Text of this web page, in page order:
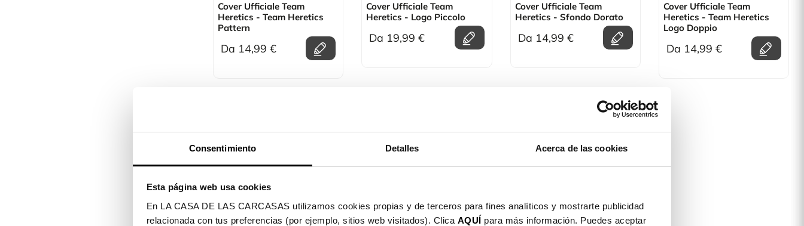
Consentimiento Detalles Acerca de las cookies
Esta página web usa cookies
En LA CASA DE LAS CARCASAS utilizamos cookies propias y de terceros para fines analíticos y mostrarte publicidad
relacionada con tus preferencias (por ejemplo, sitios web visitados). Clica AQUÍ para más información. Puedes aceptar
Cover Ufficiale Team
Heretics - Team Heretics
Pattern
Da 14,99 €
Cover Ufficiale Team
Heretics - Logo Piccolo
Da 19,99 €
Cover Ufficiale Team
Heretics - Sfondo Dorato
Da 14,99 €
Cover Ufficiale Team
Heretics - Team Heretics
Logo Doppio
Da 14,99 €